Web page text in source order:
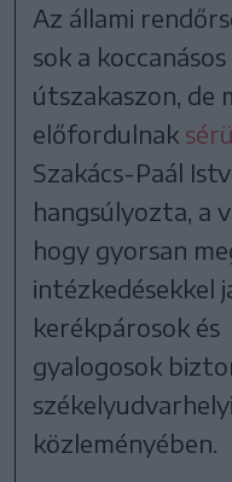
Az állami
sok a
útszakaszon, de
előfordulnak
Szakács-Paál
hangsúlyozta, a
hogy gyorsan
intézkedésekkel
kerékpárosok és
gyalogosok
közleményében.